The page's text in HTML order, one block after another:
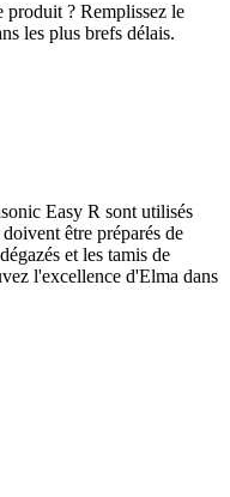
produit ? Remplissez le
les plus brefs délais.
Easy R sont utilisés
être préparés de
et les tamis de
l'excellence d'Elma dans